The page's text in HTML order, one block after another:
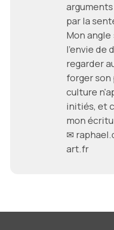
par la
Mon
l'envie de
regarder
forger son
culture
initiés, et
mon
✉
art.fr